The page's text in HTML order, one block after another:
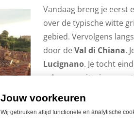
Jouw voorkeuren
Wij gebruiken altijd functionele en analytische
Vandaag breng je eerst
over de typische witte
gebied. Vervolgens
door deVal di Chiana.
Lucignano. Je tocht
gelegen agriturismo